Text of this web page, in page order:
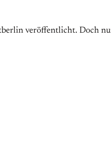
veröffentlicht. Doch